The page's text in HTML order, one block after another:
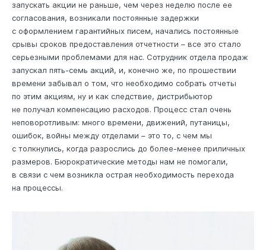
запускать акции не раньше, чем через неделю после ее
согласования, возникали постоянные задержки
с оформлением гарантийных писем, начались постоянные
срывы сроков предоставления отчетности – все это стало
серьезными проблемами для нас. Сотрудник отдела продаж
запускал пять-семь акций, и, конечно же, по прошествии
времени забывал о том, что необходимо собрать отчеты
по этим акциям, ну и как следствие, дистрибьютор
не получал компенсацию расходов. Процесс стал очень
неповоротливым: много времени, движений, путаницы,
ошибок, войны между отделами – это то, с чем мы
с толкнулись, когда разрослись до более-менее приличных
размеров. Бюрократические методы нам не помогали,
в связи с чем возникла острая необходимость перехода
на процессы.